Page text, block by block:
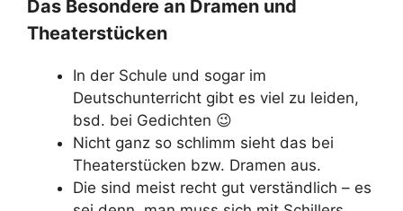
Das Besondere an Dramen und
Theaterstücken
In der Schule und sogar im
Deutschunterricht gibt es viel zu leiden,
bsd. bei Gedichten 😉
Nicht ganz so schlimm sieht das bei
Theaterstücken bzw. Dramen aus.
Die sind meist recht gut verständlich – es